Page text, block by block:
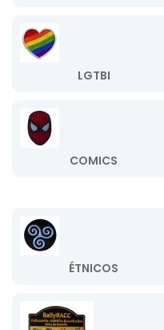
LGTBI
COMICS
ÉTNICOS